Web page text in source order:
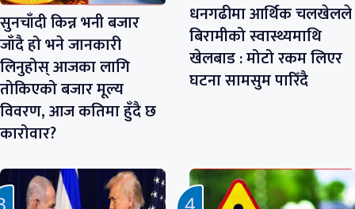
सुनचाँदी किन्न भनी बजार
जाँदै हो भने जानकारी
लिनुहोस् आजका लागि
तोकिएको बजार मूल्य
विवरण, आज कतिमा हुँदै छ
कारोवार?
धनगढीमा आर्थिक चलखेलले
बिरामीको स्वास्थ्यमाथि
खेलबाड : मोटो रकम लिएर
घटना सामसुम पारिँदै